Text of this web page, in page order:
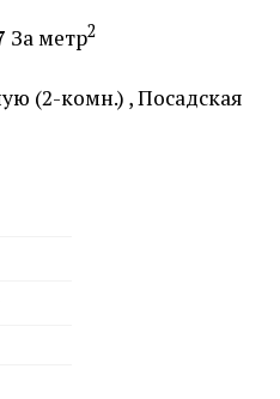
За метр2